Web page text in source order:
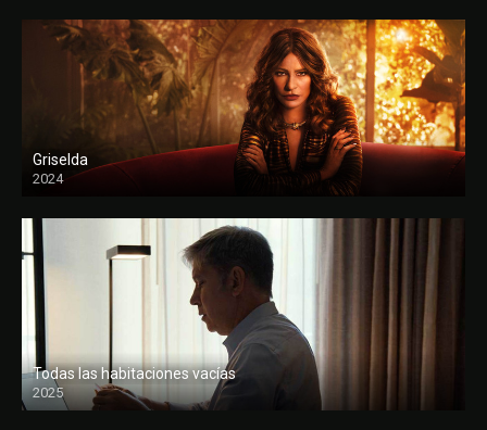
Griselda
2024
Todas las habitaciones vacías
2025
FULL HD